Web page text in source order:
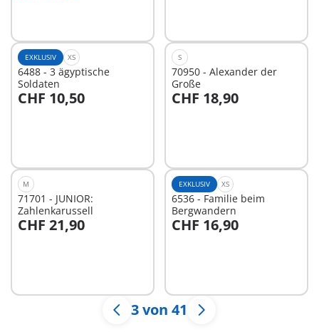
EXKLUSIV XS
6488 - 3 ägyptische
Soldaten
CHF 10,50
In den Warenkorb
S
70950 - Alexander der
Große
CHF 18,90
In den Warenkorb
M
71701 - JUNIOR:
Zahlenkarussell
CHF 21,90
In den Warenkorb
EXKLUSIV XS
6536 - Familie beim
Bergwandern
CHF 16,90
In den Warenkorb
3 von 41